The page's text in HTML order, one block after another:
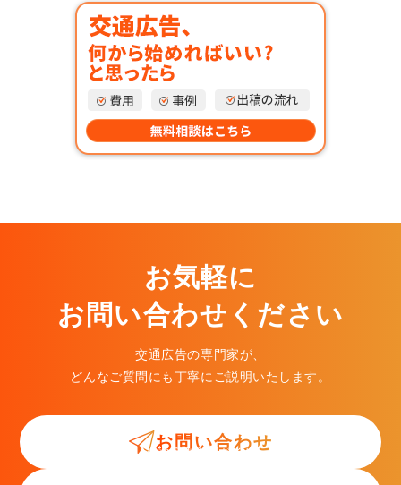
お気軽に
お問い合わせください
交通広告の専門家が、
どんなご質問にも丁寧にご説明いたします。
お問い合わせ
交通広告入門ガイド